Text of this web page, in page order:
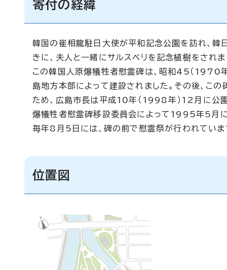
寄付の経緯
韓国の崔相龍駐日大使が平和記念公園を訪れ、韓
きに、夫人と一緒にサルスベリを記念植樹をされま
この韓国人原爆犠牲者慰霊碑は、昭和45（1970
島地方本部によって建設されました。その後、こ
ため、広島市長は平成10年（1998年）12月に公
爆犠牲者慰霊碑移設委員会によって1995年5月
毎年8月5日には、碑の前で慰霊祭が行われていま
位置図